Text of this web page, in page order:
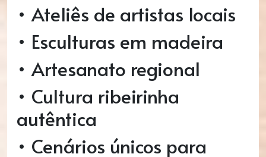
• Ateliês de artistas locais
• Esculturas em madeira
• Artesanato regional
• Cultura ribeirinha
autêntica
• Cenários únicos para